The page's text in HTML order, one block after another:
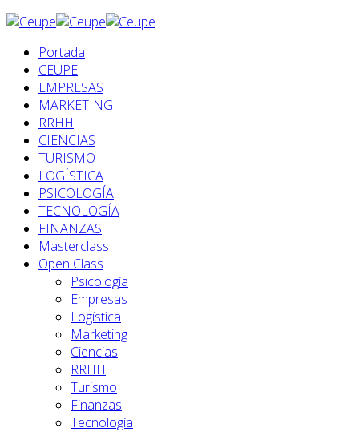
Portada
CEUPE
EMPRESAS
MARKETING
RRHH
CIENCIAS
TURISMO
LOGÍSTICA
PSICOLOGÍA
TECNOLOGÍA
FINANZAS
Masterclass
Open Class
Psicología
Empresas
Logística
Marketing
Ciencias
RRHH
Turismo
Finanzas
Tecnología